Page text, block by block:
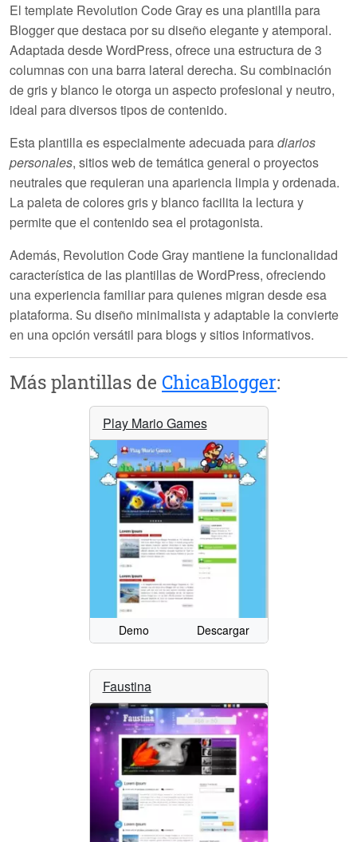
El template Revolution Code Grayes una plantilla para
Blogger que destaca por su diseño elegante y atemporal.
Adaptada desde WordPress, ofrece una estructura de3
columnascon una barra lateral derecha. Su combinación
de gris y blanco le otorga un aspecto profesional y neutro,
ideal para diversos tipos de contenido.
Esta plantilla es especialmente adecuada paradiarios
personales, sitios web de temática general o proyectos
neutrales que requieran una apariencia limpia y ordenada.
La paleta de colores gris y blanco facilita la lectura y
permite que el contenido sea el protagonista.
Además, Revolution Code Gray mantiene lafuncionalidad
característicade las plantillas de WordPress, ofreciendo
una experiencia familiar para quienes migran desde esa
plataforma. Su diseño minimalista y adaptable la convierte
en una opción versátil para blogs y sitios informativos.
Más plantillas de ChicaBlogger:
Play Mario Games
Demo Descargar
Faustina